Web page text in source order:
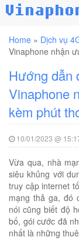
Home » Dịch vụ
Vinaphone nhận
Hướng dẫn
Vinaphone
kèm phút
10/01/2023 @
Vừa qua, nhà
siêu khủng với
truy cập internet
mạng thả ga, đó
nói cũng biết độ
bố, gói cước đã
nhất là những